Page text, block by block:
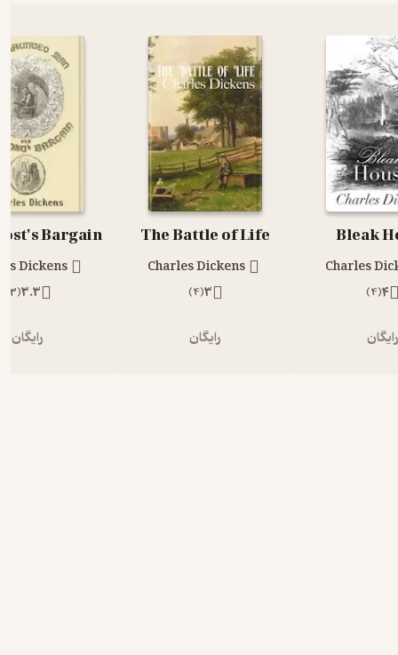
Bleak
Charles
4
(
4
)
The Battle of Life
Charles Dickens
3
(
4
)
رایگان
Dickens
3.3
(
3
رایگان